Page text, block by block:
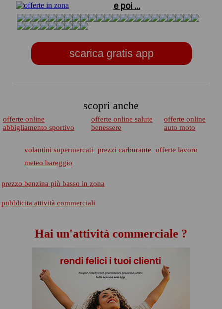
e poi ...
scarica gratis app
scopri anche
offerte online
abbigliamento sportivo
offerte online salute
benessere
offerte online
auto moto
volantini supermercati prezzi carburante
offerte lavoro
meteo bareggio
prezzo benzina più basso in zona
pubblicita attività commerciali
Hai un'attività commerciale ?